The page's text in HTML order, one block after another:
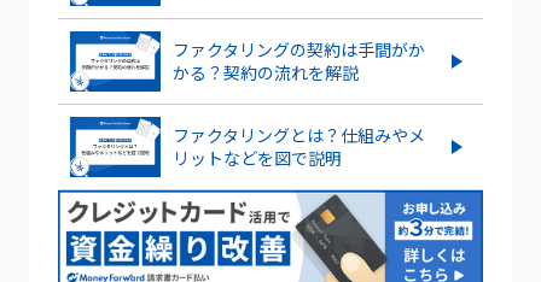
ファクタリングの契約は手間がか
かる？契約の流れを解説
ファクタリングとは？仕組みやメ
リットなどを図で説明